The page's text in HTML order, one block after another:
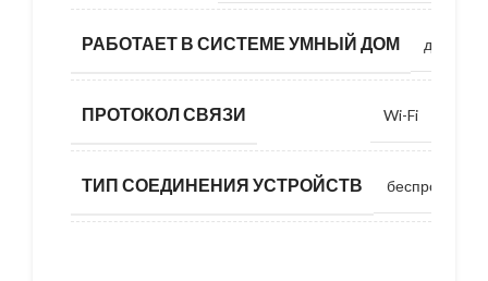
РАБОТАЕТ В СИСТЕМЕ УМНЫЙ ДОМ да
ПРОТОКОЛ СВЯЗИ Wi-Fi
ТИП СОЕДИНЕНИЯ УСТРОЙСТВ беспроводное